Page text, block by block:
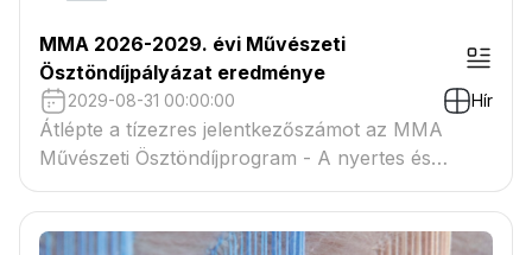
MMA 2026-2029. évi Művészeti
Ösztöndíjpályázat eredménye
2029-08-31 00:00:00 Hír
Átlépte a tízezres jelentkezőszámot az MMA
Művészeti Ösztöndíjprogram - A nyertes és
tartaléklistás pályázók névsora megtekinthető a
csatolmányban